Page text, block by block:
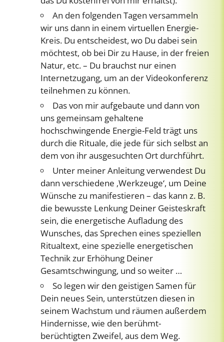
An den folgenden Tagen versammeln
wir uns dann in einem virtuellen Energie-
Kreis. Du entscheidest, wo Du dabei sein
möchtest, ob bei Dir zu Hause, in der freien
Natur, etc. – Du brauchst nur einen
Internetzugang, um an der Videokonferenz
teilnehmen zu können.
Das von mir aufgebaute und dann von
uns gemeinsam gehaltene
hochschwingende Energie-Feld trägt uns
durch die Rituale, die jede für sich selbst an
dem von ihr ausgesuchten Ort durchführt.
Unter meiner Anleitung verwendest Du
dann verschiedene ‚Werkzeuge‘, um Deine
Wünsche zu manifestieren – das kann z. B.
die bewusste Lenkung Deiner Geisteskraft
sein, die energetische Aufladung des
Wunsches, das Sprechen eines speziellen
Ritualtext, eine spezielle energetischen
Technik zur Erhöhung Deiner
Gesamtschwingung, und so weiter …
So legen wir den geistigen Samen für
Dein neues Sein, unterstützen diesen in
seinem Wachstum und räumen außerdem
Hindernisse, wie den berühmt-
berüchtigten Zweifel, aus dem Weg.